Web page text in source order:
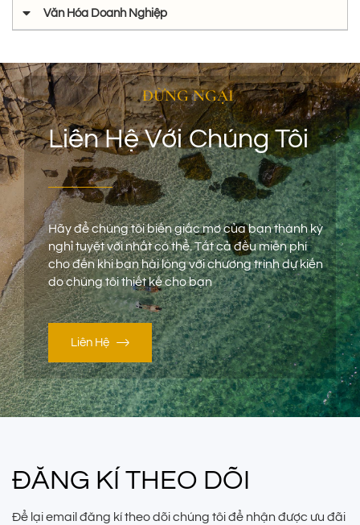
Văn Hóa Doanh Nghiệp
ĐỪNG NGẠI
Liên Hệ Với Chúng Tôi
Hãy để chúng tôi biến giấc mơ của bạn thành kỳ
nghỉ tuyệt vời nhất có thể. Tất cả đều miễn phí
cho đến khi bạn hài lòng với chương trình dự kiến
do chúng tôi thiết kế cho bạn
Liên Hệ
ĐĂNG KÍ THEO DÕI
Để lại email đăng kí theo dõi chúng tôi để nhận được ưu đãi